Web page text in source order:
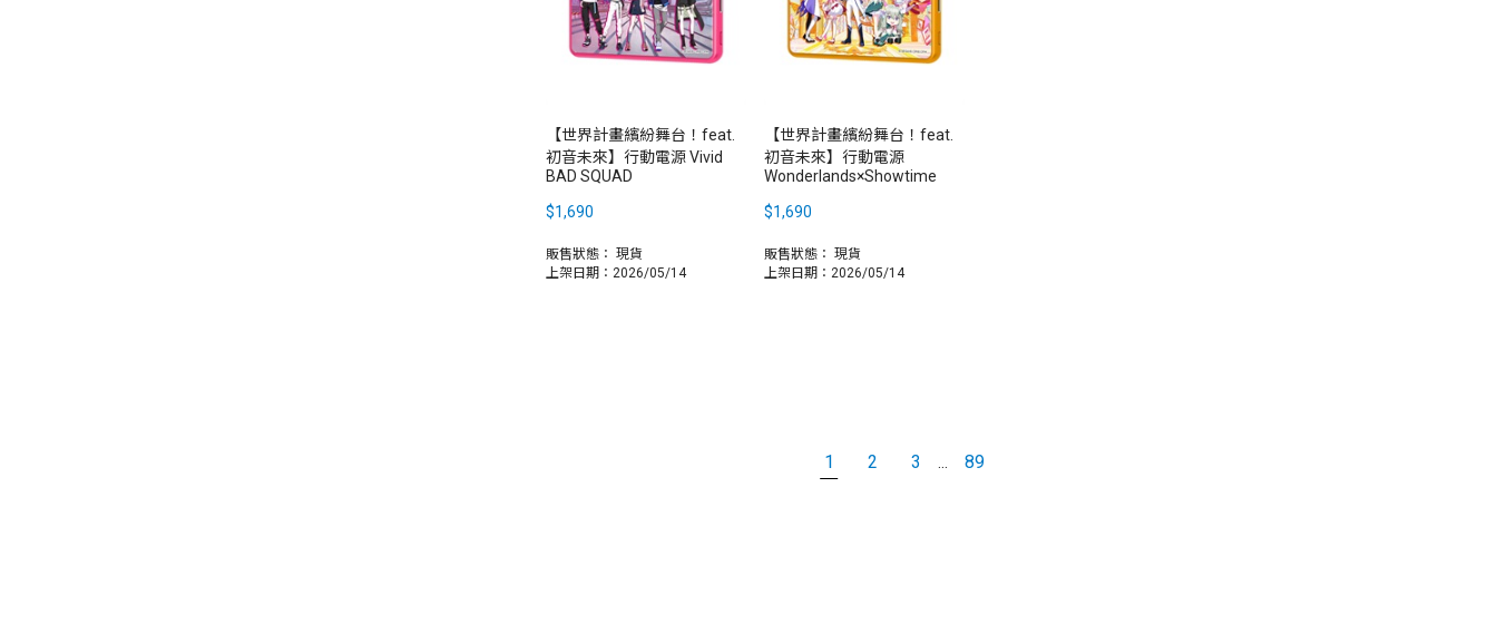
【世界計畫繽紛舞台！feat.
初音未來】行動電源 Vivid
BAD SQUAD
$1,690
販售狀態： 現貨
上架日期：2026/05/14
【世界計畫繽紛舞台！feat.
初音未來】行動電源
Wonderlands×Showtime
$1,690
販售狀態： 現貨
上架日期：2026/05/14
1 2 3 ... 89